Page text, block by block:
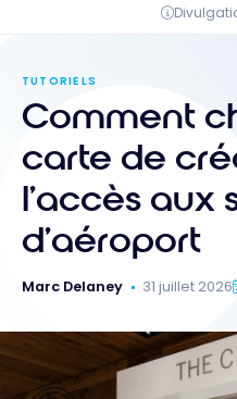
TUTORIELS
Comment
carte de
l’accès aux
d’aéroport
Marc Delaney 31 juillet 2026